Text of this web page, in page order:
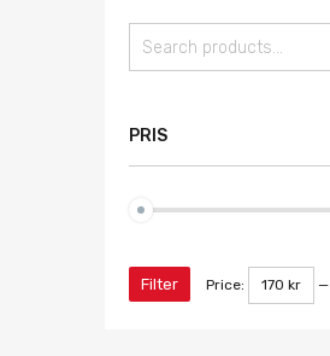
PRIS
Filter Price: 170 kr —